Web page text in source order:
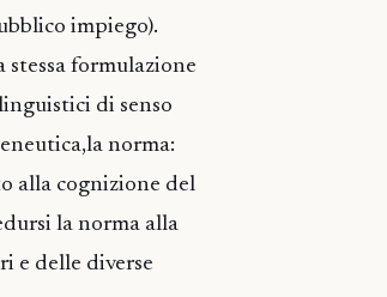
impiego).
formulazione
di senso
norma:
alla cognizione del
la norma alla
e delle diverse